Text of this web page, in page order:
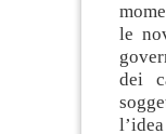
le
dei